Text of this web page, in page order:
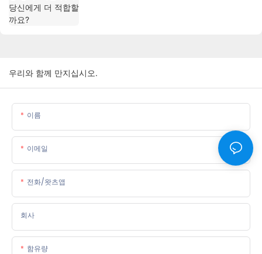
우리와 함께 만지십시오.
이름
이메일
전화/왓츠앱
회사
함유량